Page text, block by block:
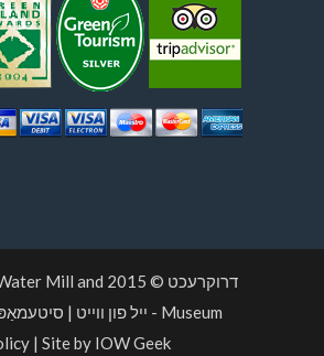
דרוקרעכט © 2015
Mill and
Museum - ייל פון ווייט |
| Site by IOW Geek